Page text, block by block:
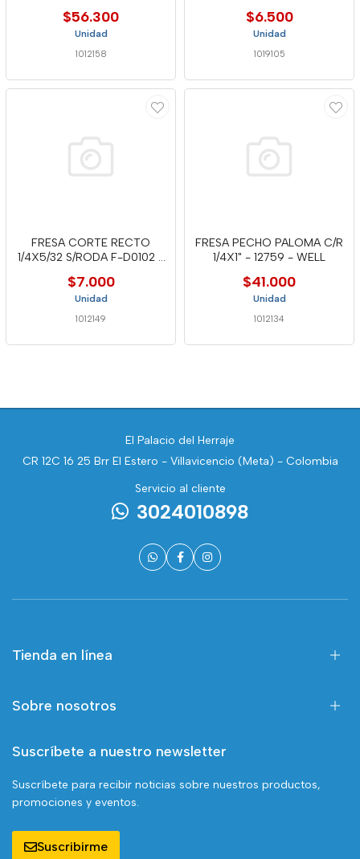
$56.300
Unidad
1012158
$6.500
Unidad
1019105
FRESA CORTE RECTO
1/4X5/32 S/RODA F-D0102 -
$7.000
Unidad
1012149
FRESA PECHO PALOMA C/R
1/4X1" - 12759 - WELL
$41.000
Unidad
1012134
El Palacio del Herraje
CR 12C 16 25 Brr El Estero - Villavicencio (Meta) - Colombia
Servicio al cliente
3024010898
Tienda en línea
Sobre nosotros
Suscríbete a nuestro newsletter
Suscríbete para recibir noticias sobre nuestros productos,
promociones y eventos.
Suscribirme